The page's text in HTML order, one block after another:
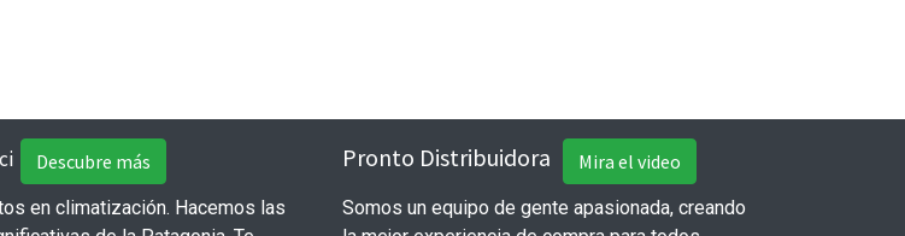
Descubre más
en climatización. Hacemos las
Pronto Distribuidora Mira el video
Somos un equipo de gente apasionada, creando